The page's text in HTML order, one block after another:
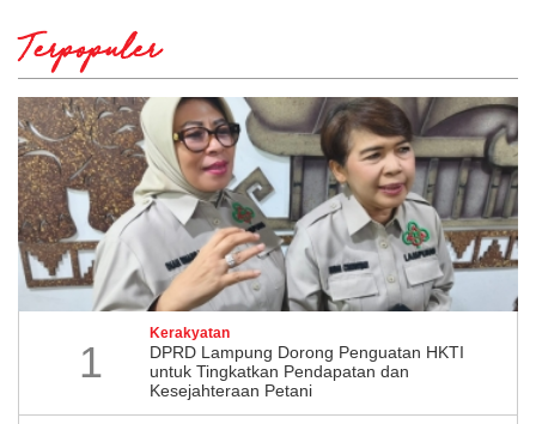
Terpopuler
1
Kerakyatan
DPRD Lampung Dorong Penguatan HKTI
untuk Tingkatkan Pendapatan dan
Kesejahteraan Petani